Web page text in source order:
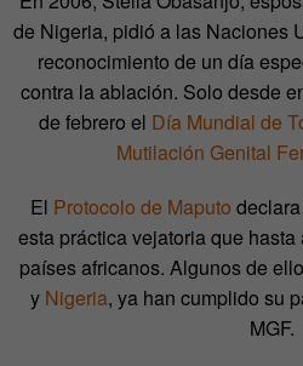
de Nigeria, pidió a las Naciones
reconocimiento de un día
contra la ablación. Solo desde
de febrero el Día Mundial de
Mutilación Genital
El Protocolo de Maputo
esta práctica vejatoria que
países africanos. Algunos de
y Nigeria, ya han cumplido su
MGF.